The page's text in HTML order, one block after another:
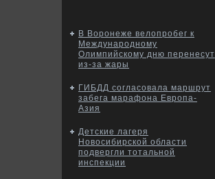
В Воронеже велопробег к
Международному
Олимпийскому дню перенесут
из-за жары
ГИБДД согласовала маршрут
забега марафона Европа-
Азия
Детские лагеря
Новосибирской области
подвергли тотальной
инспекции